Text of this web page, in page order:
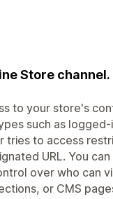
Store
to your store's
such as
tries to access
URL. You
over who can
or CMS